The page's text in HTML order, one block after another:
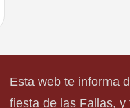
Esta web te informa
fiesta de las Fallas,